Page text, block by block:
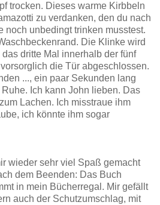
trocken. Dieses warme Kirbbeln
zu verdanken, den du nach
noch unbedingt trinken musstest.
Die Klinke wird
dritte Mal innerhalb der fünf
die Tür abgeschlossen.
..., ein paar Sekunden lang
Ich kann John lieben. Das
Lachen. Ich misstraue ihm
ich könnte ihm sogar
wieder sehr viel Spaß gemacht
dem Beenden: Das Buch
in mein Bücherregal. Mir gefällt
auch der Schutzumschlag, mit